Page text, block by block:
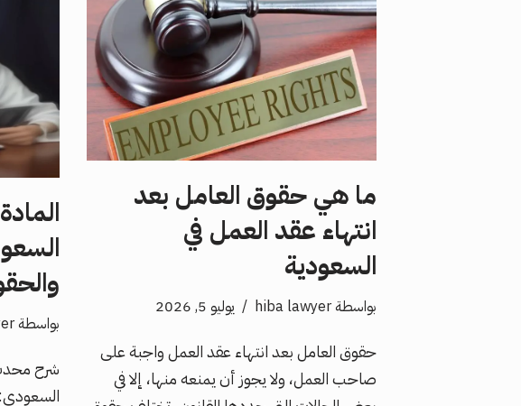
ما هي حقوق العامل بعد
انتهاء عقد العمل في
السعودية
بواسطةhiba lawyer يوليو 5, 2026
حقوق العامل بعد انتهاء عقد العمل واجبة على
صاحب العمل، ولا يجوز أن يمنعه منها، إلا في
والحقوق
بواسطة